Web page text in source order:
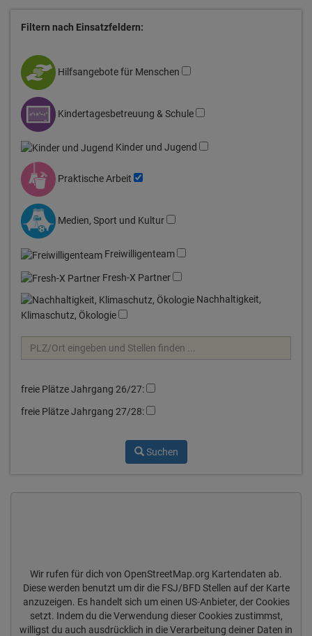
Filtern nach Einsatzfeldern:
Hilfsangebote für Menschen
Kindertagesbetreuung & Schule
Kinder und Jugend
Praktische Arbeit
Medien, Sport und Kultur
Freiwilligenteam
Fresh-X Partner
Nachhaltigkeit,
Klimaschutz, Ökologie
freie Plätze Jahrgang 26/27:
freie Plätze Jahrgang 27/28:
Suchen
Wir rufen für dich von OpenStreetMap.org Kartendaten ab.
Diese werden benutzt um dir die FSJ/BFD Stellen auf der Karte
anzuzeigen. Es handelt sich um einen US-Anbieter, der Cookies
setzt. Indem du die Verwendung dieser Cookies zustimmst,
willigst du auch ausdrücklich in die Verarbeitung deiner Daten in